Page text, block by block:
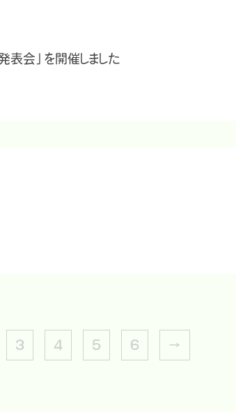
表会」を開催しました
3 4 5 6 →